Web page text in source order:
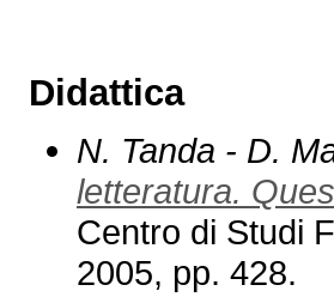
Didattica
N. Tanda - D.
letteratura.
Centro di Studi
2005, pp. 428.